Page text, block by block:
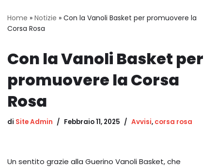
Home » Notizie » Con la Vanoli Basket per promuovere la
Corsa Rosa
Con la Vanoli Basket per
promuovere la Corsa
Rosa
di Site Admin Febbraio 11, 2025 Avvisi, corsa rosa
Un sentito grazie alla Guerino Vanoli Basket, che